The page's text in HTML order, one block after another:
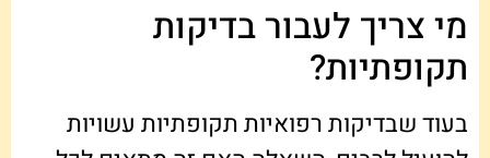
מי צריך לעבור בדיקות
תקופתיות?
בעוד שבדיקות רפואיות תקופתיות עשויות